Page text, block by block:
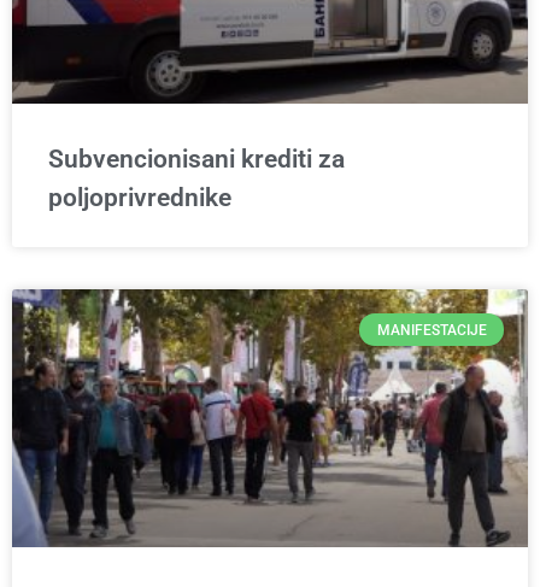
Subvencionisani krediti za
poljoprivrednike
MANIFESTACIJE